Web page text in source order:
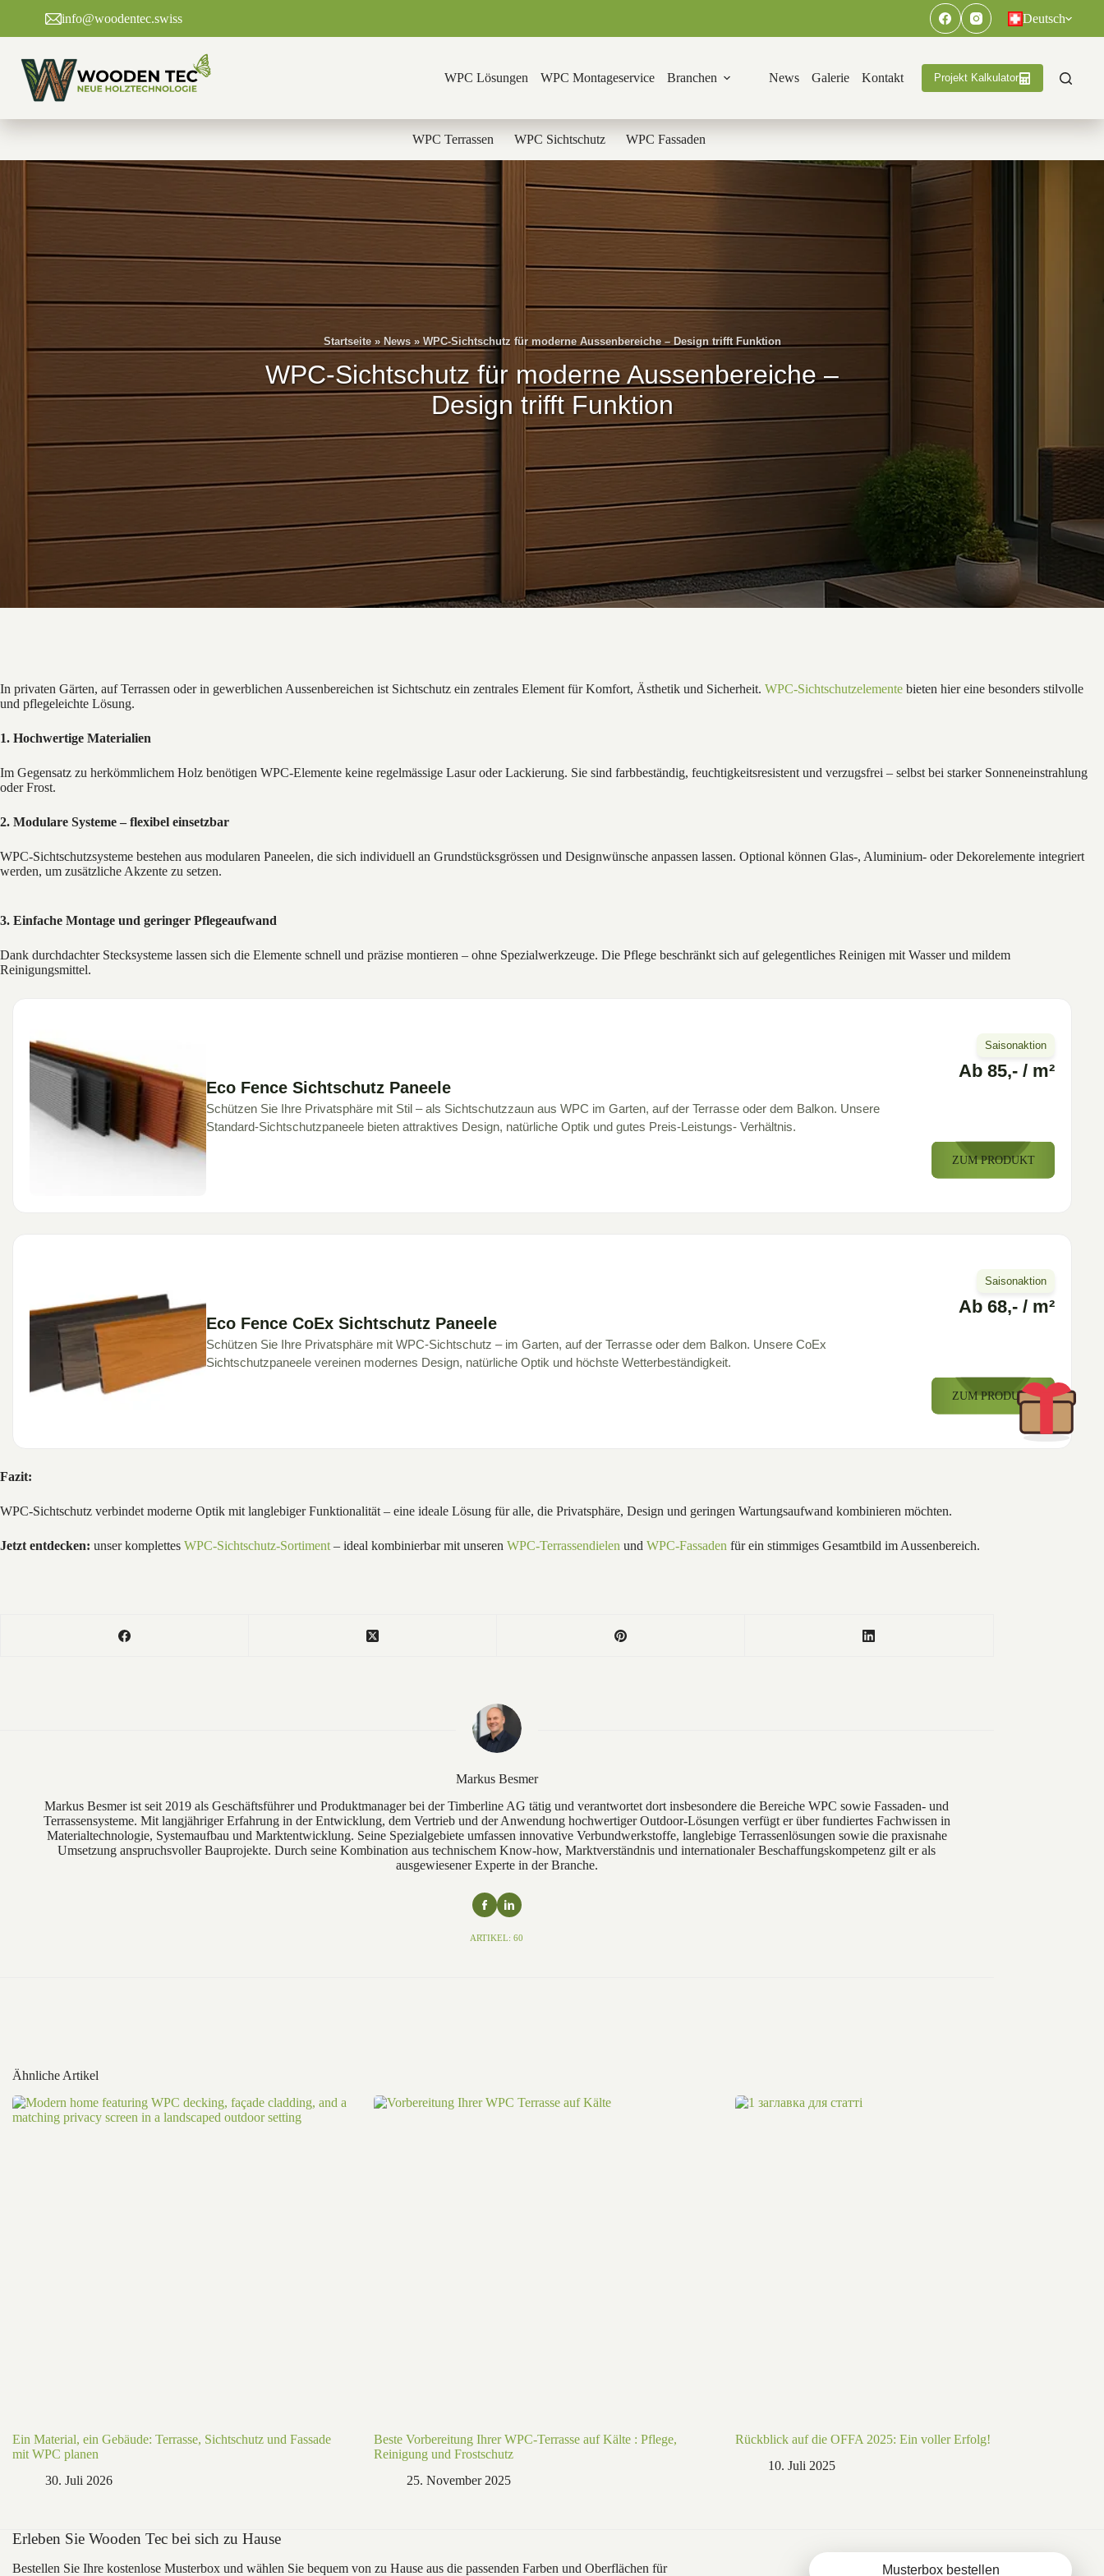
springen
info@woodentec.swiss Deutsch
WPC Lösungen WPC Montageservice Branchen News Galerie Kontakt Projekt Kalkulator
WPC Terrassen WPC Sichtschutz WPC Fassaden
Startseite» News» WPC-Sichtschutz für moderne Aussenbereiche – Design trifft Funktion
WPC-Sichtschutz für moderne Aussenbereiche –
Design trifft Funktion
In privaten Gärten, auf Terrassen oder in gewerblichen Aussenbereichen ist Sichtschutz ein zentrales Element für Komfort, Ästhetik und Sicherheit. WPC-Sichtschutzelemente bieten hier eine besonders stilvolle
und pflegeleichte Lösung.
1. Hochwertige Materialien
Im Gegensatz zu herkömmlichem Holz benötigen WPC-Elemente keine regelmässige Lasur oder Lackierung. Sie sind farbbeständig, feuchtigkeitsresistent und verzugsfrei – selbst bei starker Sonneneinstrahlung
oder Frost.
2. Modulare Systeme – flexibel einsetzbar
WPC-Sichtschutzsysteme bestehen aus modularen Paneelen, die sich individuell an Grundstücksgrössen und Designwünsche anpassen lassen. Optional können Glas-, Aluminium- oder Dekorelemente integriert
werden, um zusätzliche Akzente zu setzen.
3. Einfache Montage und geringer Pflegeaufwand
Dank durchdachter Stecksysteme lassen sich die Elemente schnell und präzise montieren – ohne Spezialwerkzeuge. Die Pflege beschränkt sich auf gelegentliches Reinigen mit Wasser und mildem
Reinigungsmittel.
Eco Fence Sichtschutz Paneele
Schützen Sie Ihre Privatsphäre mit Stil – als Sichtschutzzaun aus WPC im Garten, auf der Terrasse oder dem Balkon. Unsere
Standard-Sichtschutzpaneele bieten attraktives Design, natürliche Optik und gutes Preis-Leistungs- Verhältnis.
Saisonaktion
Ab 85,- / m²
ZUM PRODUKT
Eco Fence CoEx Sichtschutz Paneele
Schützen Sie Ihre Privatsphäre mit WPC-Sichtschutz – im Garten, auf der Terrasse oder dem Balkon. Unsere CoEx
Sichtschutzpaneele vereinen modernes Design, natürliche Optik und höchste Wetterbeständigkeit.
Saisonaktion
Ab 68,- / m²
ZUM PRODUKT
Fazit:
WPC-Sichtschutz verbindet moderne Optik mit langlebiger Funktionalität – eine ideale Lösung für alle, die Privatsphäre, Design und geringen Wartungsaufwand kombinieren möchten.
Jetzt entdecken: unser komplettes WPC-Sichtschutz-Sortiment – ideal kombinierbar mit unseren WPC-Terrassendielen und WPC-Fassaden für ein stimmiges Gesamtbild im Aussenbereich.
Markus Besmer
Markus Besmer ist seit 2019 als Geschäftsführer und Produktmanager bei der Timberline AG tätig und verantwortet dort insbesondere die Bereiche WPC sowie Fassaden- und
Terrassensysteme. Mit langjähriger Erfahrung in der Entwicklung, dem Vertrieb und der Anwendung hochwertiger Outdoor-Lösungen verfügt er über fundiertes Fachwissen in
Materialtechnologie, Systemaufbau und Marktentwicklung. Seine Spezialgebiete umfassen innovative Verbundwerkstoffe, langlebige Terrassenlösungen sowie die praxisnahe
Umsetzung anspruchsvoller Bauprojekte. Durch seine Kombination aus technischem Know-how, Marktverständnis und internationaler Beschaffungskompetenz gilt er als
ausgewiesener Experte in der Branche.
ARTIKEL: 60
Ähnliche Artikel
Ein Material, ein Gebäude: Terrasse, Sichtschutz und Fassade
mit WPC planen
30. Juli 2026
Beste Vorbereitung Ihrer WPC-Terrasse auf Kälte : Pflege,
Reinigung und Frostschutz
25. November 2025
Rückblick auf die OFFA 2025: Ein voller Erfolg!
10. Juli 2025
Erleben Sie Wooden Tec bei sich zu Hause
Bestellen Sie Ihre kostenlose Musterbox und wählen Sie bequem von zu Hause aus die passenden Farben und Oberflächen für Musterbox bestellen